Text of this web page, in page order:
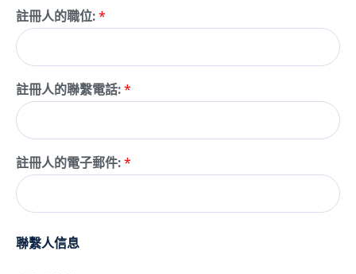
註冊人的職位: *
註冊人的聯繫電話: *
註冊人的電子郵件: *
聯繫人信息